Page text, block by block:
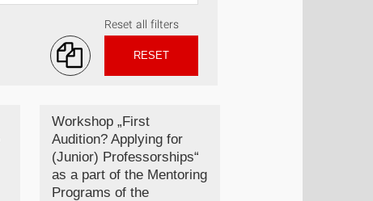
Reset all filters
RESET
Workshop „First
Audition? Applying for
(Junior) Professorships“
as a part of the Mentoring
Programs of the